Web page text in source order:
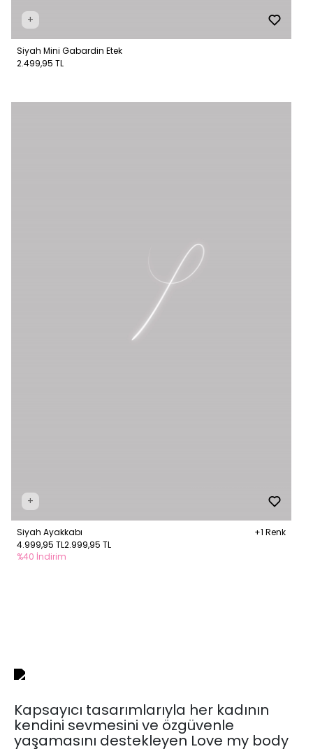
+
Siyah Mini Gabardin Etek
2.499,95 TL
+
Siyah Ayakkabı
+1 Renk
4.999,95 TL2.999,95 TL
%40 İndirim
Kapsayıcı tasarımlarıyla her kadının
kendini sevmesini ve özgüvenle
yaşamasını destekleyen Love my body